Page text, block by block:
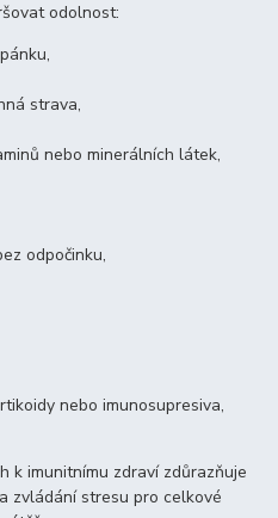
odolnost:
strava,
nebo minerálních látek,
odpočinku,
nebo imunosupresiva,
k imunitnímu zdraví zdůrazňuje
zvládání stresu pro celkové